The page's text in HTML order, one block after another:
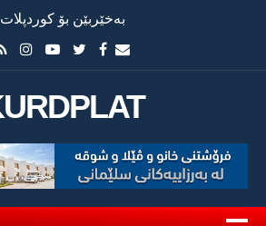
بەخێربێن بۆ کوردپلات
KURDPLAT